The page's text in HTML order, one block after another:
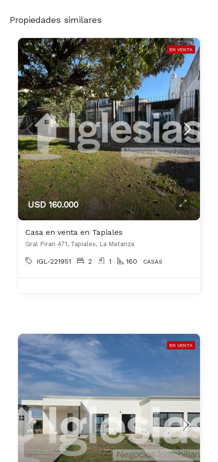
Propiedades similares
EN VENTA
USD 160.000
Casa en venta en Tapiales
Gral Piran 471, Tapiales, La Matanza
IGL-221951 2 1 160 CASAS
EN VENTA